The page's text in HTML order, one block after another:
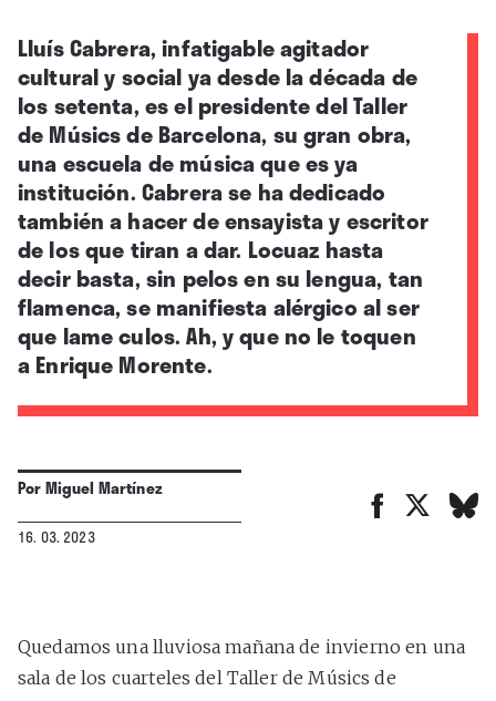
Lluís Cabrera, infatigable agitador
cultural y social ya desde la década de
los setenta, es el presidente del Taller
de Músics de Barcelona, su gran obra,
una escuela de música que es ya
institución. Cabrera se ha dedicado
también a hacer de ensayista y escritor
de los que tiran a dar. Locuaz hasta
decir basta, sin pelos en su lengua, tan
flamenca, se manifiesta alérgico al ser
que lame culos. Ah, y que no le toquen
a Enrique Morente.
PorMiguel Martínez
16. 03. 2023
Quedamos una lluviosa mañana de invierno en una
sala de los cuarteles del Taller de Músics de